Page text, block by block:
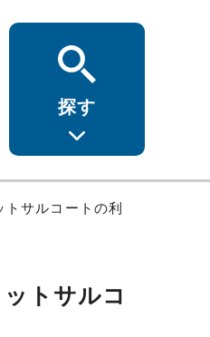
探す
サルコートの利
トサルコ